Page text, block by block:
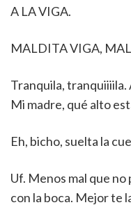
A LA VIGA.
MALDITA VIGA,
Tranquila, tranquiiiila.
Mi madre, qué alto
Eh, bicho, suelta la
Uf. Menos mal que
con la boca. Mejor te